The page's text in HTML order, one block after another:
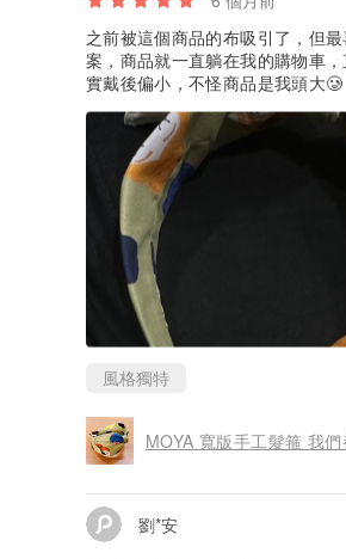
之前被這個商品的布吸引了，但
案，商品就一直躺在我的購物車
實戴後偏小，不怪商品是我頭大🥲
風格獨特
MOYA 寬版手工髮箍 我們
劉*安